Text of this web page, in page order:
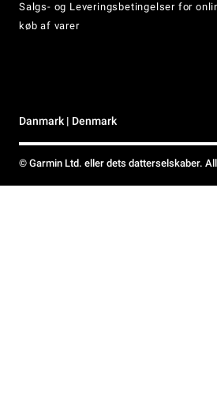
Salgs- og Leveringsbetingelser for
køb af varer
Danmark | Denmark
© Garmin Ltd. eller dets datterselskaber.